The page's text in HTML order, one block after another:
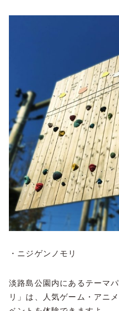
・ニジゲンノモリ
淡路島公園内にあるテーマ
リ」は、人気ゲーム・アニ